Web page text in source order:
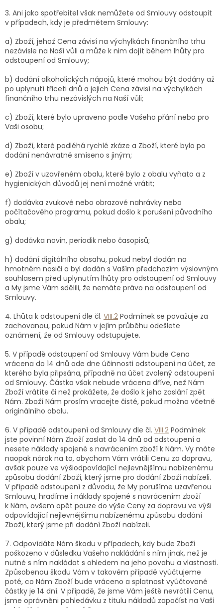
3. Ani jako spotřebitel však nemůžete od Smlouvy odstoupit
v případech, kdy je předmětem Smlouvy:
a) Zboží, jehož Cena závisí na výchylkách finančního trhu
nezávisle na Naší vůli a může k nim dojít během lhůty pro
odstoupení od Smlouvy;
b) dodání alkoholických nápojů, které mohou být dodány až
po uplynutí třiceti dnů a jejich Cena závisí na výchylkách
finančního trhu nezávislých na Naší vůli;
c) Zboží, které bylo upraveno podle Vašeho přání nebo pro
Vaši osobu;
d) Zboží, které podléhá rychlé zkáze a Zboží, které bylo po
dodání nenávratně smíseno s jiným;
e) Zboží v uzavřeném obalu, které bylo z obalu vyňato a z
hygienických důvodů jej není možné vrátit;
f) dodávka zvukové nebo obrazové nahrávky nebo
počítačového programu, pokud došlo k porušení původního
obalu;
g) dodávka novin, periodik nebo časopisů;
h) dodání digitálního obsahu, pokud nebyl dodán na
hmotném nosiči a byl dodán s Vaším předchozím výslovným
souhlasem před uplynutím lhůty pro odstoupení od Smlouvy
a My jsme Vám sdělili, že nemáte právo na odstoupení od
Smlouvy.
4. Lhůta k odstoupení dle čl. VIII.2 Podmínek se považuje za
zachovanou, pokud Nám v jejím průběhu odešlete
oznámení, že od Smlouvy odstupujete.
5. V případě odstoupení od Smlouvy Vám bude Cena
vrácena do 14 dnů ode dne účinnosti odstoupení na účet, ze
kterého byla připsána, případně na účet zvolený odstoupení
od Smlouvy. Částka však nebude vrácena dříve, než Nám
Zboží vrátíte či než prokážete, že došlo k jeho zaslání zpět
Nám. Zboží Nám prosím vracejte čisté, pokud možno včetně
originálního obalu.
6. V případě odstoupení od Smlouvy dle čl. VIII.2 Podmínek
jste povinní Nám Zboží zaslat do 14 dnů od odstoupení a
nesete náklady spojené s navrácením zboží k Nám. Vy máte
naopak nárok na to, abychom Vám vrátili Cenu za dopravu,
avšak pouze ve výšiodpovídající nejlevnějšímu nabízenému
způsobu dodání Zboží, který jsme pro dodání Zboží nabízeli.
V případě odstoupení z důvodu, že My porušíme uzavřenou
Smlouvu, hradíme i náklady spojené s navrácením zboží
k Nám, ovšem opět pouze do výše Ceny za dopravu ve výši
odpovídající nejlevnějšímu nabízenému způsobu dodání
Zboží, který jsme při dodání Zboží nabízeli.
7. Odpovídáte Nám škodu v případech, kdy bude Zboží
poškozeno v důsledku Vašeho nakládání s ním jinak, než je
nutné s ním nakládat s ohledem na jeho povahu a vlastnosti.
Způsobenou škodu Vám v takovém případě vyúčtujeme
poté, co Nám Zboží bude vráceno a splatnost vyúčtované
částky je 14 dní. V případě, že jsme Vám ještě nevrátili Cenu,
jsme oprávněni pohledávku z titulu nákladů započíst na Vaši